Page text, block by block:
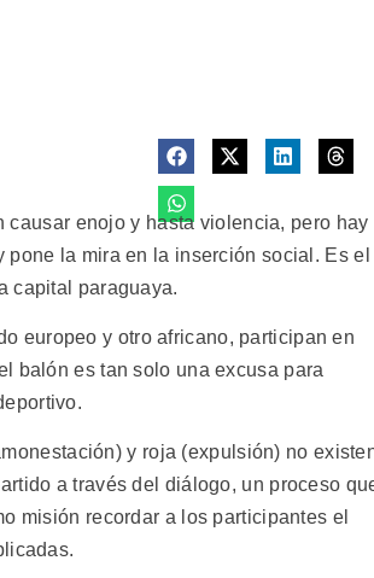
enojo y hasta violencia, pero hay
la mira en la inserción social. Es el
capital paraguaya.
europeo y otro africano, participan en
balón es tan solo una excusa para
y roja (expulsión) no
a través del diálogo, un proceso
misión recordar a los participantes el